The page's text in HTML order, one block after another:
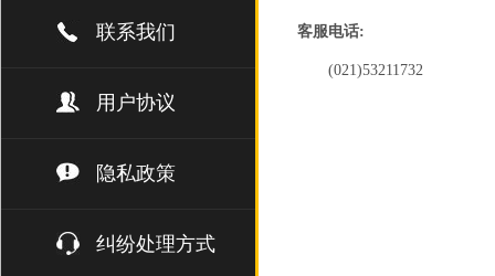
联系我们
用户协议
隐私政策
纠纷处理方式
客服电话:
(021)53211732